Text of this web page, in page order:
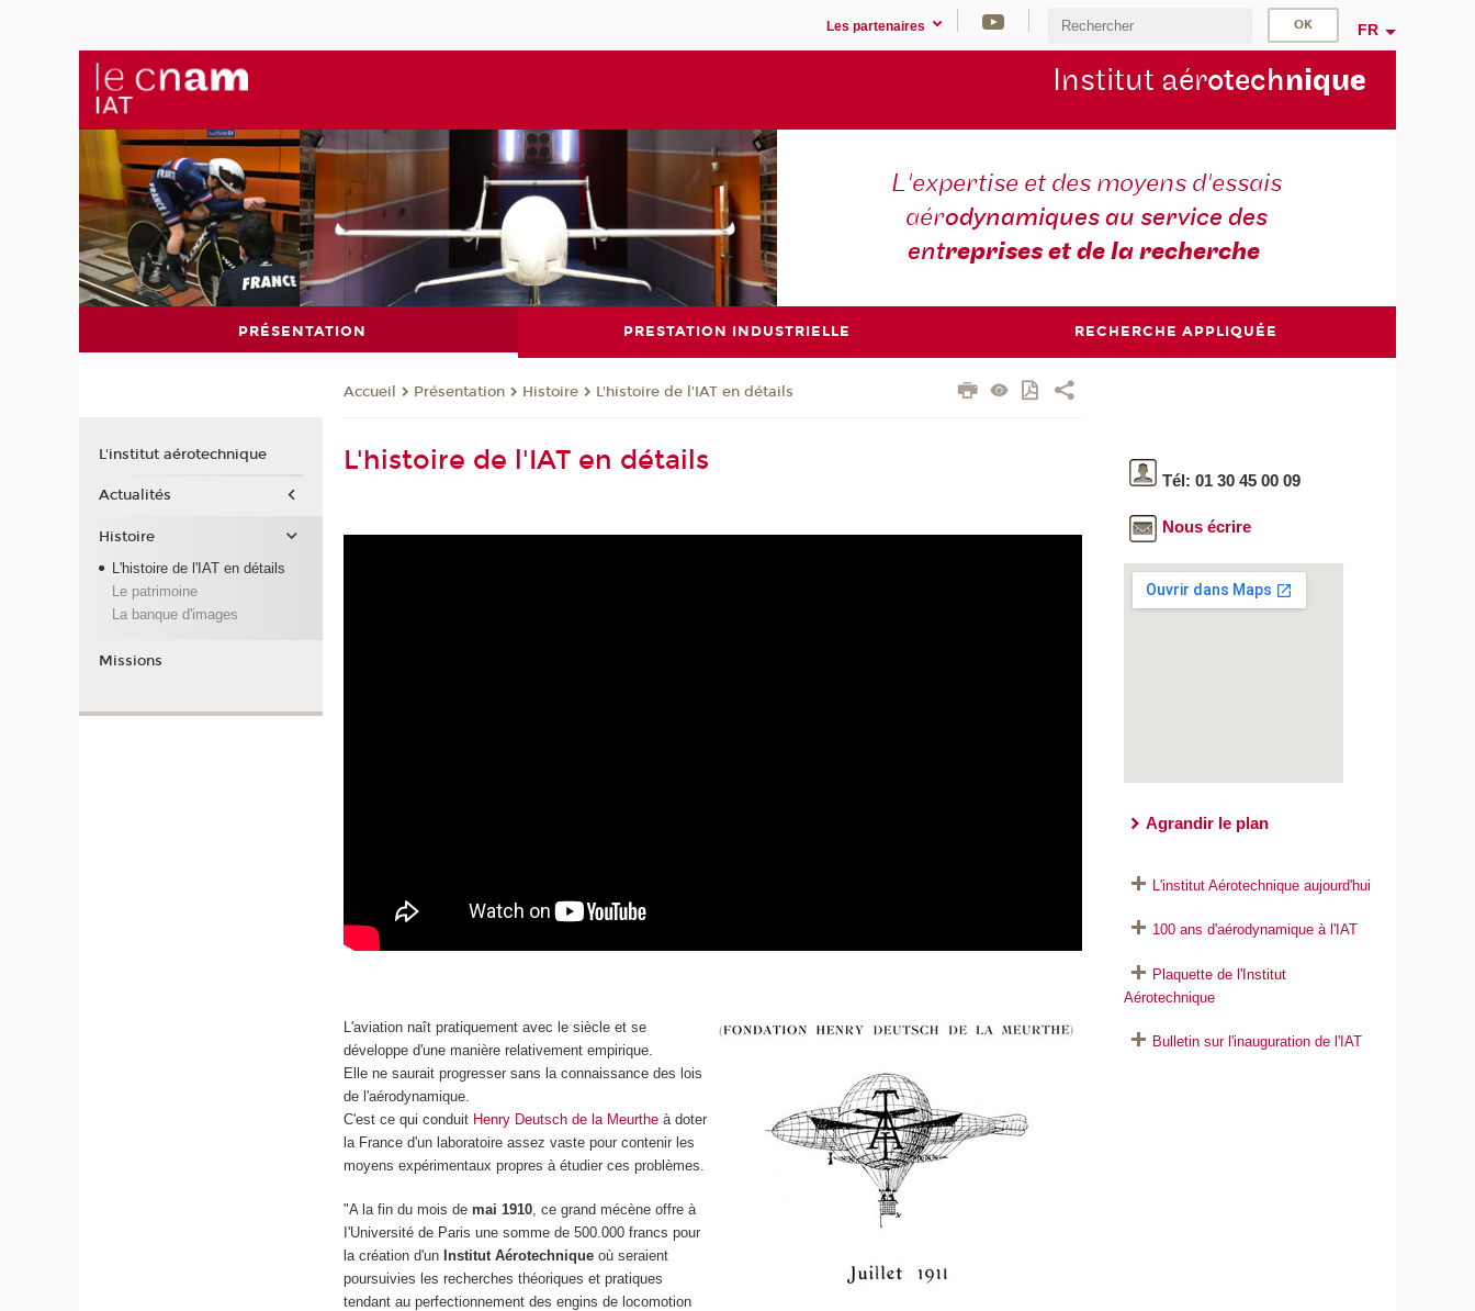
Les partenaires FR
Institut aérotechnique
L'expertise et des moyens d'essais
aérodynamiques au service des
entreprises et de la recherche
PRÉSENTATION PRESTATION INDUSTRIELLE RECHERCHE APPLIQUÉE
Accueil Présentation Histoire L'histoire de l'IAT en détails
L'histoire de l'IAT en détails
L'aviation naît pratiquement avec le siècle et se
développe d'une manière relativement empirique.
Elle ne saurait progresser sans la connaissance des lois
de l'aérodynamique.
C'est ce qui conduit Henry Deutsch de la Meurthe à doter
la France d'un laboratoire assez vaste pour contenir les
moyens expérimentaux propres à étudier ces problèmes.
"A la fin du mois demai 1910, ce grand mécène offre à
I'Université de Paris une somme de 500.000 francs pour
la création d'un Institut Aérotechnique où seraient
poursuivies les recherches théoriques et pratiques
tendant au perfectionnement des engins de locomotion
Tél: 01 30 45 00 09
Nous écrire
Agrandir le plan
L'institut Aérotechnique aujourd'hui
100 ans d'aérodynamique à l'IAT
Plaquette de l'Institut
Aérotechnique
Bulletin sur l'inauguration de l'IAT
L'institut aérotechnique
Actualités
Histoire
L'histoire de l'IAT en détails
Le patrimoine
La banque d'images
Missions